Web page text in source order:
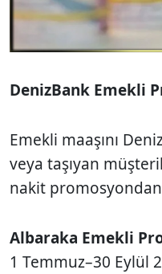
DenizBank Emekli
Emekli maaşını
veya taşıyan
nakit
Albaraka Emekli
1 Temmuz–30 Eylül